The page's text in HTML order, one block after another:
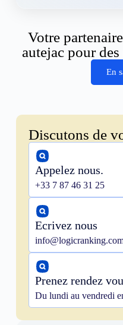
Votre
autejac pour
En
Discutons de
Appelez nous.
+33 7 87 46 31 25
Ecrivez nous
Prenez rendez
Du lundi au vendredi